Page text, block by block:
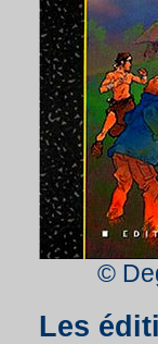
©
Les